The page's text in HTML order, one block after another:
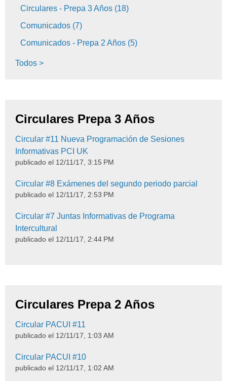
Circulares - Prepa 3 Años (18)
Comunicados (7)
Comunicados - Prepa 2 Años (5)
Todos >
Circulares Prepa 3 Años
Circular #11 Nueva Programación de Sesiones
Informativas PCI UK
publicado el 12/11/17, 3:15 PM
Circular #8 Exámenes del segundo periodo parcial
publicado el 12/11/17, 2:53 PM
Circular #7 Juntas Informativas de Programa
Intercultural
publicado el 12/11/17, 2:44 PM
Circulares Prepa 2 Años
Circular PACUI #11
publicado el 12/11/17, 1:03 AM
Circular PACUI #10
publicado el 12/11/17, 1:02 AM